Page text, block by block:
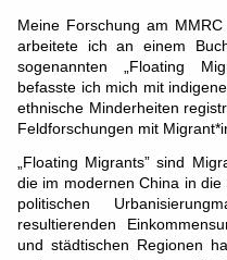
Meine Forschung am
arbeitete ich an einem
sogenannten „Floating
befasste ich mich mit
ethnische Minderheiten
Feldforschungen mit
„Floating Migrants” sind
die im modernen China in
politischen
resultierenden
und städtischen Regionen